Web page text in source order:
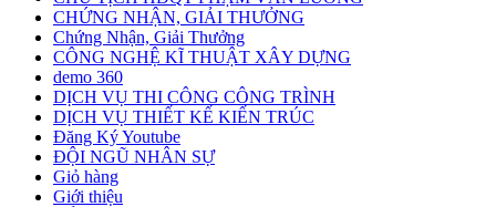
CHỨNG NHẬN, GIẢI THƯỞNG
Chứng Nhận, Giải Thưởng
CÔNG NGHỆ KĨ THUẬT XÂY DỰNG
demo 360
DỊCH VỤ THI CÔNG CÔNG TRÌNH
DỊCH VỤ THIẾT KẾ KIẾN TRÚC
Đăng Ký Youtube
ĐỘI NGŨ NHÂN SỰ
Giỏ hàng
Giới thiệu